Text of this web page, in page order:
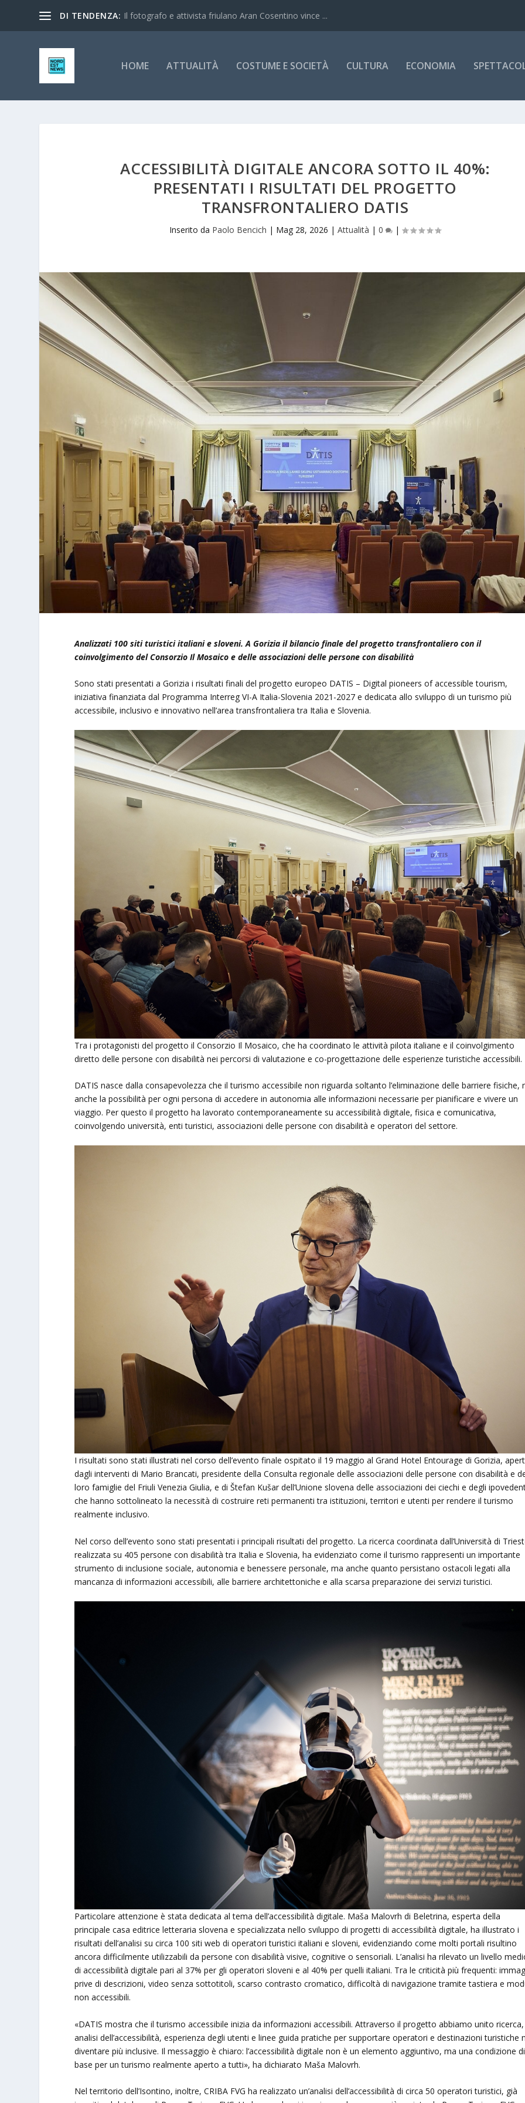
DI TENDENZA: Il fotografo e attivista friulano Aran Cosentino vince ...
HOME ATTUALITÀ COSTUME E SOCIETÀ CULTURA ECONOMIA
ACCESSIBILITÀ DIGITALE ANCORA SOTTO IL 40%:
PRESENTATI I RISULTATI DEL PROGETTO
TRANSFRONTALIERO DATIS
Inserito da Paolo Bencich | Mag 28, 2026 |Attualità |0 |
Analizzati 100 siti turistici italiani e sloveni. A Gorizia il bilancio finale del progetto transfrontaliero con il
coinvolgimento del Consorzio Il Mosaico e delle associazioni delle persone con disabilità
Sono stati presentati a Gorizia i risultati finali del progetto europeo DATIS – Digital pioneers of accessible tourism,
iniziativa finanziata dal Programma Interreg VI-A Italia-Slovenia 2021-2027 e dedicata allo sviluppo di un turismo più
accessibile, inclusivo e innovativo nell’area transfrontaliera tra Italia e Slovenia.
Tra i protagonisti del progetto il Consorzio Il Mosaico, che ha coordinato le attività pilota italiane e il coinvolgimento
diretto delle persone con disabilità nei percorsi di valutazione e co-progettazione delle esperienze turistiche accessibili.
DATIS nasce dalla consapevolezza che il turismo accessibile non riguarda soltanto l’eliminazione delle barriere fisiche,
anche la possibilità per ogni persona di accedere in autonomia alle informazioni necessarie per pianificare e vivere un
viaggio. Per questo il progetto ha lavorato contemporaneamente su accessibilità digitale, fisica e comunicativa,
coinvolgendo università, enti turistici, associazioni delle persone con disabilità e operatori del settore.
I risultati sono stati illustrati nel corso dell’evento finale ospitato il 19 maggio al Grand Hotel Entourage di Gorizia,
dagli interventi di Mario Brancati, presidente della Consulta regionale delle associazioni delle persone con disabilità e
loro famiglie del Friuli Venezia Giulia, e di Štefan Kušar dell’Unione slovena delle associazioni dei ciechi e degli
che hanno sottolineato la necessità di costruire reti permanenti tra istituzioni, territori e utenti per rendere il turismo
realmente inclusivo.
Nel corso dell’evento sono stati presentati i principali risultati del progetto. La ricerca coordinata dall’Università di
realizzata su 405 persone con disabilità tra Italia e Slovenia, ha evidenziato come il turismo rappresenti un importante
strumento di inclusione sociale, autonomia e benessere personale, ma anche quanto persistano ostacoli legati alla
mancanza di informazioni accessibili, alle barriere architettoniche e alla scarsa preparazione dei servizi turistici.
Particolare attenzione è stata dedicata al tema dell’accessibilità digitale. Maša Malovrh di Beletrina, esperta della
principale casa editrice letteraria slovena e specializzata nello sviluppo di progetti di accessibilità digitale, ha illustrato i
risultati dell’analisi su circa 100 siti web di operatori turistici italiani e sloveni, evidenziando come molti portali risultino
ancora difficilmente utilizzabili da persone con disabilità visive, cognitive o sensoriali. L’analisi ha rilevato un livello
di accessibilità digitale pari al 37% per gli operatori sloveni e al 40% per quelli italiani. Tra le criticità più frequenti:
prive di descrizioni, video senza sottotitoli, scarso contrasto cromatico, difficoltà di navigazione tramite tastiera e
non accessibili.
«DATIS mostra che il turismo accessibile inizia da informazioni accessibili. Attraverso il progetto abbiamo unito ricerca,
analisi dell’accessibilità, esperienza degli utenti e linee guida pratiche per supportare operatori e destinazioni turistiche
diventare più inclusive. Il messaggio è chiaro: l’accessibilità digitale non è un elemento aggiuntivo, ma una condizione di
base per un turismo realmente aperto a tutti», ha dichiarato Maša Malovrh.
Nel territorio dell’Isontino, inoltre, CRIBA FVG ha realizzato un’analisi dell’accessibilità di circa 50 operatori turistici, già